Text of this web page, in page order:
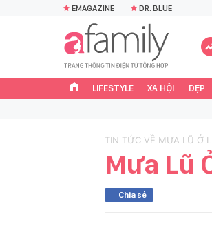
EMAGAZINE DR. BLUE
LIFESTYLE XÃ HỘI ĐẸP
TIN TỨC VỀ MƯA LŨ Ở
Mưa Lũ
Chia sẻ